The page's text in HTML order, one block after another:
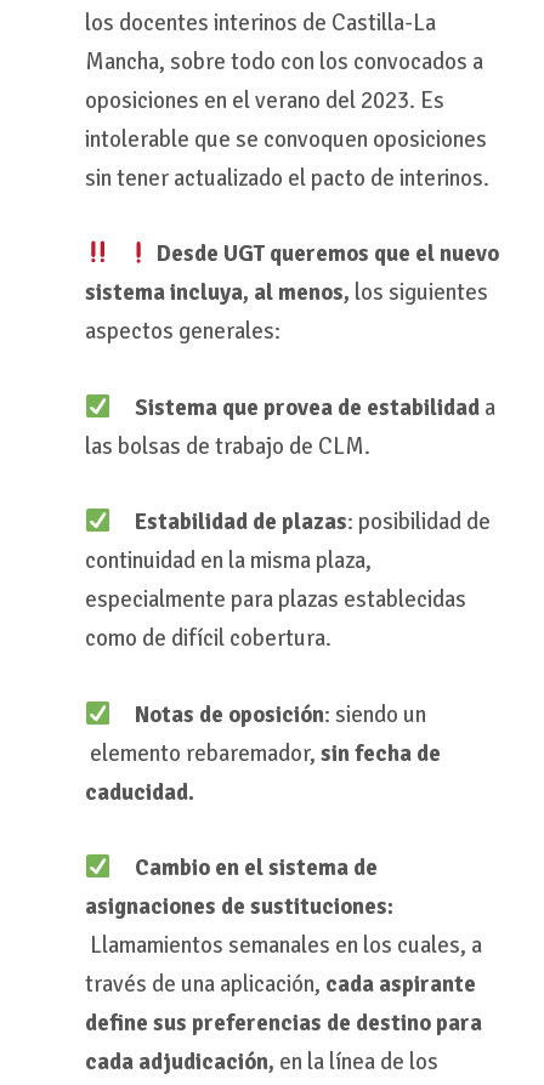
los docentes interinos de Castilla-La
Mancha, sobre todo con los convocados a
oposiciones en el verano del 2023. Es
intolerable que se convoquen oposiciones
sin tener actualizado el pacto de interinos.
Desde UGT queremos que el nuevo
sistema incluya, al menos, los siguientes
aspectos generales:
Sistema que provea de estabilidad a
las bolsas de trabajo de CLM.
Estabilidad de plazas: posibilidad de
continuidad en la misma plaza,
especialmente para plazas establecidas
como de difícil cobertura.
Notas de oposición: siendo un
elemento rebaremador, sin fecha de
caducidad.
Cambio en el sistema de
asignaciones de sustituciones:
Llamamientos semanales en los cuales, a
través de una aplicación, cada aspirante
define sus preferencias de destino para
cada adjudicación, en la línea de los